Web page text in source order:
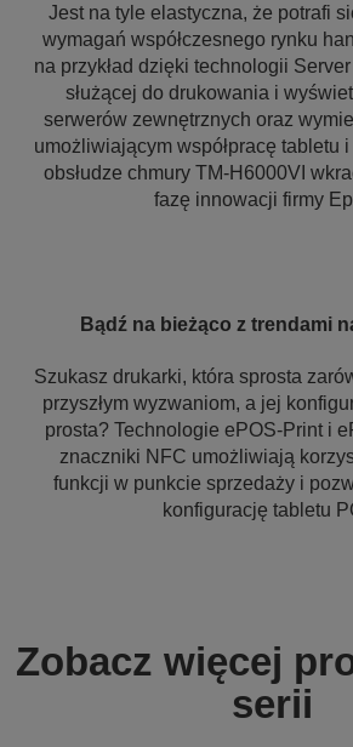
Jest na tyle elastyczna, że potrafi
wymagań współczesnego rynku
na przykład dzięki technologii
służącej do drukowania i
serwerów zewnętrznych oraz
umożliwiającym współpracę tabletu
obsłudze chmury TM-H6000VI
fazę innowacji firmy
Bądź na bieżąco z trendami
Szukasz drukarki, która sprosta
przyszłym wyzwaniom, a jej
prosta? Technologie ePOS-Print i
znaczniki NFC umożliwiają
funkcji w punkcie sprzedaży i
konfigurację tabletu
Zobacz więcej
serii